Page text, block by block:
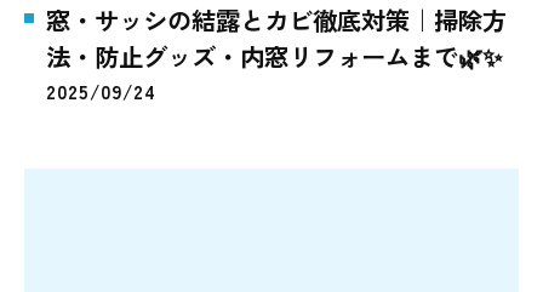
窓・サッシの結露とカビ徹底対策｜掃除方
法・防止グッズ・内窓リフォームまで🌿✨
2025/09/24